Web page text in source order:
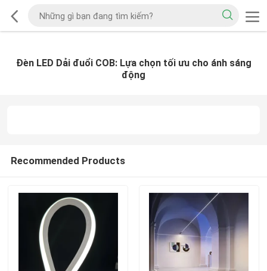
Đèn LED Dải đuổi COB: Lựa chọn tối ưu cho ánh sáng
động
Recommended Products